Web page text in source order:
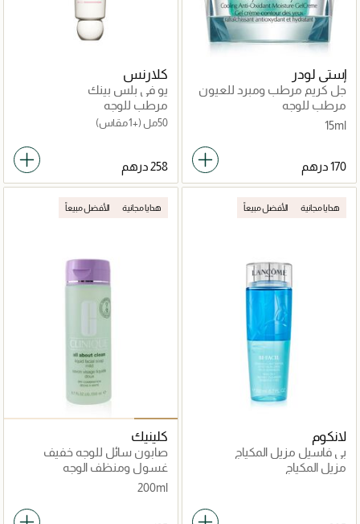
إستي لودر
جل كريم مرطب ومبرد للعيون
مضاد للأكسدة داي وير 15مل
مرطب للوجه
15ml
كلارنس
يو في بلس بينك
مرطب للوجه
50مل (+1 مقاس)
هدايا مجانية الأفضل مبيعاً
لانكوم
بي فاسيل مزيل المكياج
مزيل المكياج
هدايا مجانية الأفضل مبيعاً
كلينيك
صابون سائل للوجه خفيف
200مل
غسول ومنظف الوجه
200ml